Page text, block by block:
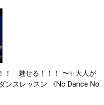
！ 魅せる！！！ 〜✨大人が
ンスレッスン 《No Dance No